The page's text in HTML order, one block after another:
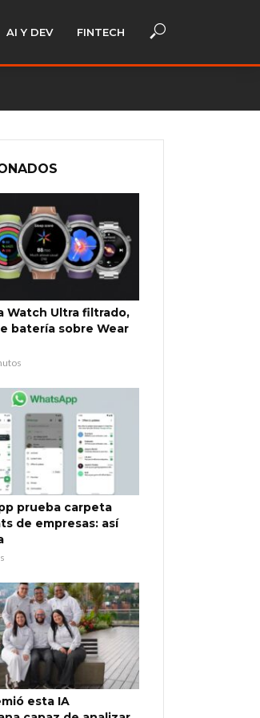
AI Y DEV FINTECH
Watch Ultra filtrado,
batería sobre Wear
prueba carpeta
de empresas: así
esta IA